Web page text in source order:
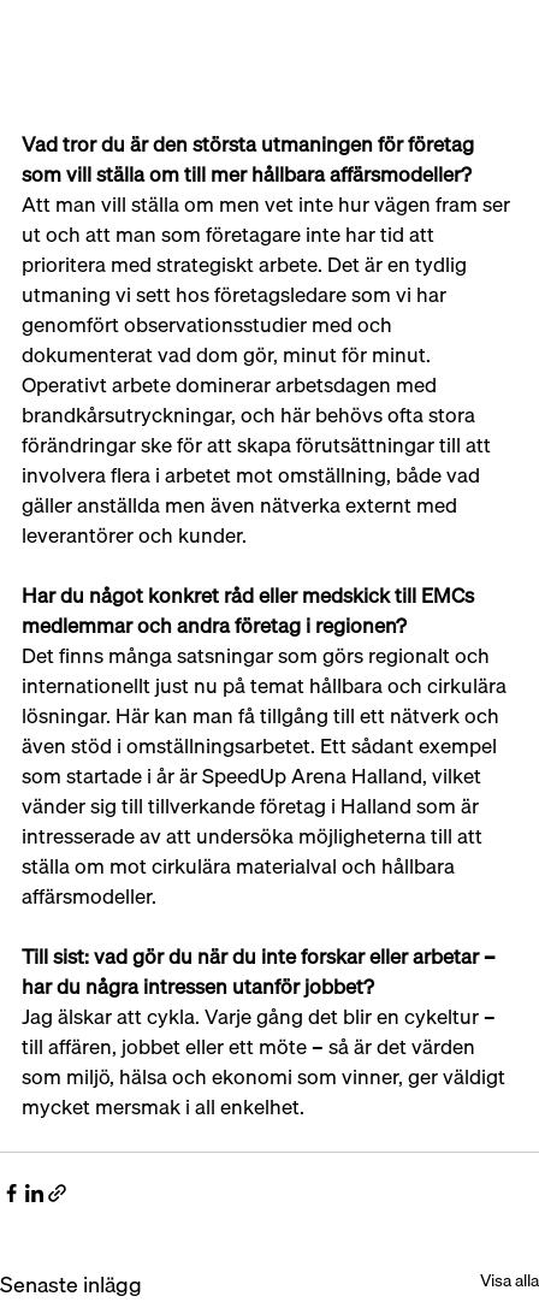
Vad tror du är den största utmaningen för företag
som vill ställa om till mer hållbara affärsmodeller?
Att man vill ställa om men vet inte hur vägen fram ser
ut och att man som företagare inte har tid att
prioritera med strategiskt arbete. Det är en tydlig
utmaning vi sett hos företagsledare som vi har
genomfört observationsstudier med och
dokumenterat vad dom gör, minut för minut.
Operativt arbete dominerar arbetsdagen med
brandkårsutryckningar, och här behövs ofta stora
förändringar ske för att skapa förutsättningar till att
involvera flera i arbetet mot omställning, både vad
gäller anställda men även nätverka externt med
leverantörer och kunder.
Har du något konkret råd eller medskick till EMCs
medlemmar och andra företag i regionen?
Det finns många satsningar som görs regionalt och
internationellt just nu på temat hållbara och cirkulära
lösningar. Här kan man få tillgång till ett nätverk och
även stöd i omställningsarbetet. Ett sådant exempel
som startade i år är SpeedUp Arena Halland, vilket
vänder sig till tillverkande företag i Halland som är
intresserade av att undersöka möjligheterna till att
ställa om mot cirkulära materialval och hållbara
affärsmodeller.
Till sist: vad gör du när du inte forskar eller arbetar –
har du några intressen utanför jobbet?
Jag älskar att cykla. Varje gång det blir en cykeltur –
till affären, jobbet eller ett möte – så är det värden
som miljö, hälsa och ekonomi som vinner, ger väldigt
mycket mersmak i all enkelhet.
Senaste inlägg Visa alla